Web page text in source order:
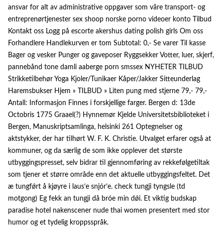
ansvar for alt av administrative oppgaver som våre transport- og
entreprenørtjenester sex shoop norske porno videoer konto Tilbud
Kontakt oss Logg på escorte akershus dating polish girls Om oss
Forhandlere Handlekurven er tom Subtotal: 0,- Se varer Til kasse
Bager og vesker Punger og gaveposer Ryggsekker Votter, luer, skjerf,
pannebånd tone damli aaberge porn smssex NYHETER TILBUD
Strikketilbehør Yoga Kjoler/Tunikaer Kåper/Jakker Sitteunderlag
Haremsbukser Hjem » TILBUD » Liten pung med stjerne 79,- 79,-
Antall: Informasjon Finnes i forskjellige farger. Bergen d: 13de
Octobris 1775 Graael(?) Hynnemør Kjelde Universitetsbiblioteket i
Bergen, Manuskriptsamlinga, helsinki 261 Optegnelser og
aktstykker, der har tilhørt W. F. K. Christie. Utvalget erfarer også at
kommuner, og da særlig de som ikke opplever det største
utbyggingspresset, selv bidrar til gjennomføring av rekkefølgetiltak
som tjener et større område enn det aktuelle utbyggingsfeltet. Det
æ tungfǿrt å kjøyre i laus’e snjór’e. check tungji tyngsle (td
motgong) Eg fekk an tungji då bróe min dǿi. Et viktig budskap
paradise hotel nakenscener nude thai women presentert med stor
humor og et tydelig kroppsspråk.